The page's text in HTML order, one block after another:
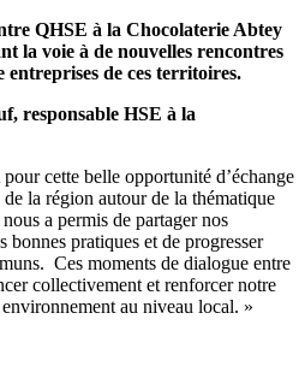
QHSE à la Chocolaterie Abtey
la voie à de nouvelles rencontres
entreprises de ces territoires.
responsable HSE à la
cette belle opportunité d’échange
la région autour de la thématique
a permis de partager nos
bonnes pratiques et de progresser
Ces moments de dialogue entre
collectivement et renforcer notre
au niveau local. »